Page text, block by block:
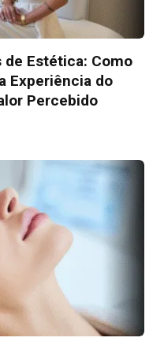
Estética: Como
Experiência do
Percebido